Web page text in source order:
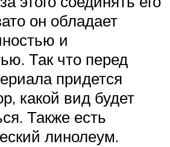
он обладает
и
Так что перед
придется
какой вид будет
Также есть
линолеум.